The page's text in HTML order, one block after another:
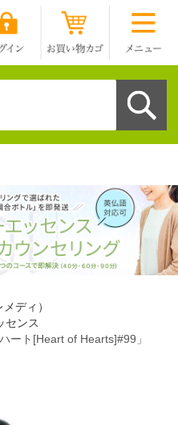
ディ）
センス
ト[Heart of Hearts]#99」